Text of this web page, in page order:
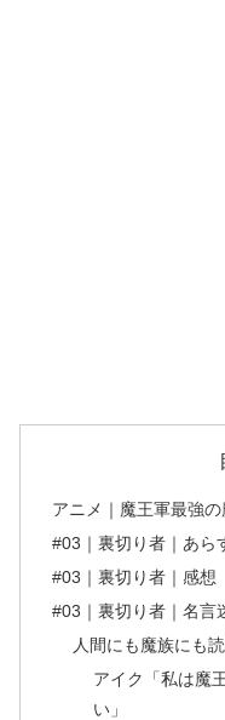
アニメ｜魔王軍最強
#03｜裏切り者｜あら
#03｜裏切り者｜感想
#03｜裏切り者｜名言
人間にも魔族にも
アイク「私は魔
い」